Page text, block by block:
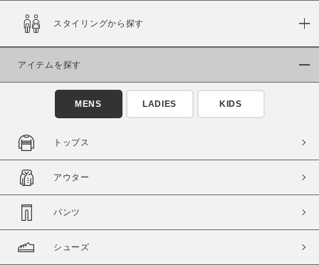
商品タイプ
通常商品
セール価格 WEB限定
在庫
在庫あり
スタイリングから探す
アイテムを探す
MENS LADIES KIDS
トップス
アウター
パンツ
シューズ